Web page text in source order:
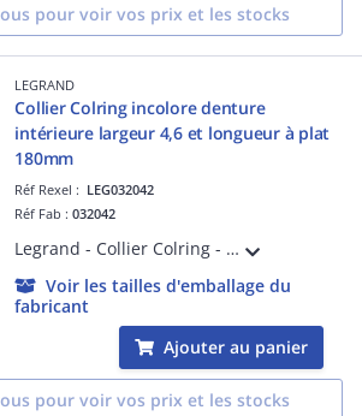
pour voir vos prix et les stocks
LEGRAND
Collier Colring incolore denture
intérieure largeur 4,6 et longueur à plat
180mm
Réf Rexel : LEG032042
Réf Fab :032042
Legrand - Collier Colring - dent int polyamide 6/6 - l 4,6 - L 180 - incolore (blist)
Voir les tailles d'emballage du
fabricant
Ajouter au panier
pour voir vos prix et les stocks